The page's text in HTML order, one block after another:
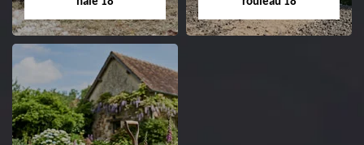
Dessouchage arbre